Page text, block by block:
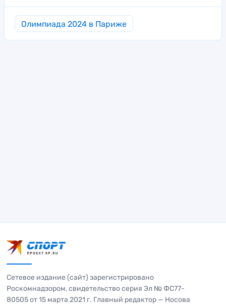
Олимпиада 2024 в Париже
Сетевое издание (сайт) зарегистрировано
Роскомнадзором, свидетельство серия Эл № ФС77-
80505 от 15 марта 2021 г. Главный редактор — Носова